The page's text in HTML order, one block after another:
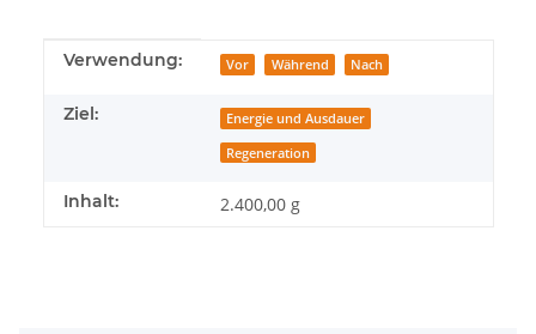
Produkteigenschaft
Wert
Verwendung: Vor Während Nach
Ziel: Energie und Ausdauer
Regeneration
Inhalt: 2.400,00 g